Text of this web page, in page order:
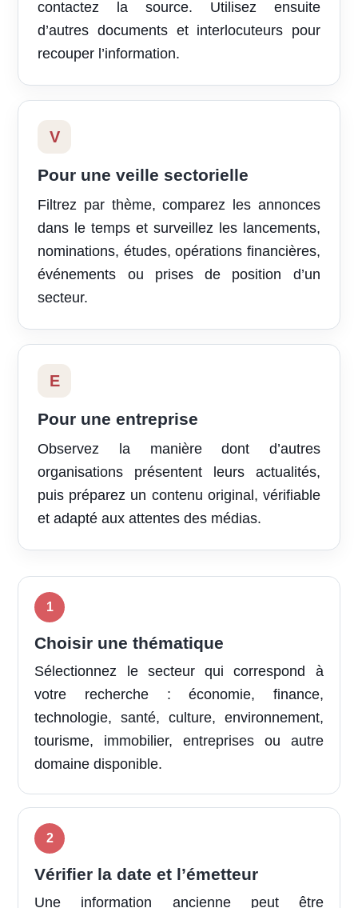
contactez la source. Utilisez ensuite
d’autres documents et interlocuteurs pour
recouper l’information.
V
Pour une veille sectorielle
Filtrez par thème, comparez les annonces
dans le temps et surveillez les lancements,
nominations, études, opérations financières,
événements ou prises de position d’un
secteur.
E
Pour une entreprise
Observez la manière dont d’autres
organisations présentent leurs actualités,
puis préparez un contenu original, vérifiable
et adapté aux attentes des médias.
Choisir une thématique
Sélectionnez le secteur qui correspond à
votre recherche : économie, finance,
technologie, santé, culture, environnement,
tourisme, immobilier, entreprises ou autre
domaine disponible.
Vérifier la date et l’émetteur
Une information ancienne peut être